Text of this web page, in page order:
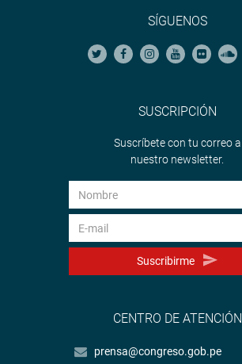
SÍGUENOS
SUSCRIPCIÓN
Suscríbete con tu correo a
nuestro newsletter.
Suscribirme
CENTRO DE ATENCIÓN
prensa@congreso.gob.pe